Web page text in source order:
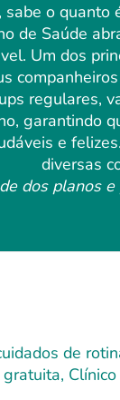
o
de Saúde
Um dos
regulares,
garantindo
​​e
diversas
dos planos
de